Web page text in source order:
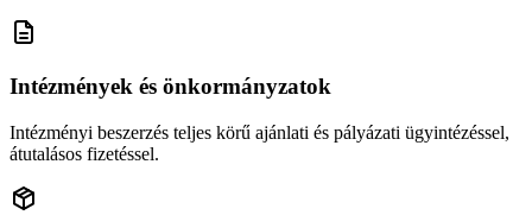
Intézmények és önkormányzatok
Intézményi beszerzés teljes körű ajánlati és pályázati ügyintézéssel,
átutalásos fizetéssel.